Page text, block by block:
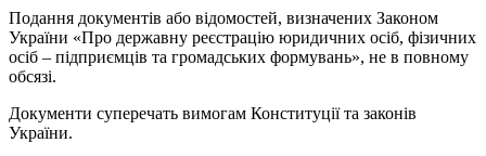
Подання документів або відомостей, визначених Законом
України «Про державну реєстрацію юридичних осіб, фізичних
осіб – підприємців та громадських формувань», не в повному
обсязі.
Документи суперечать вимогам Конституції та законів
України.